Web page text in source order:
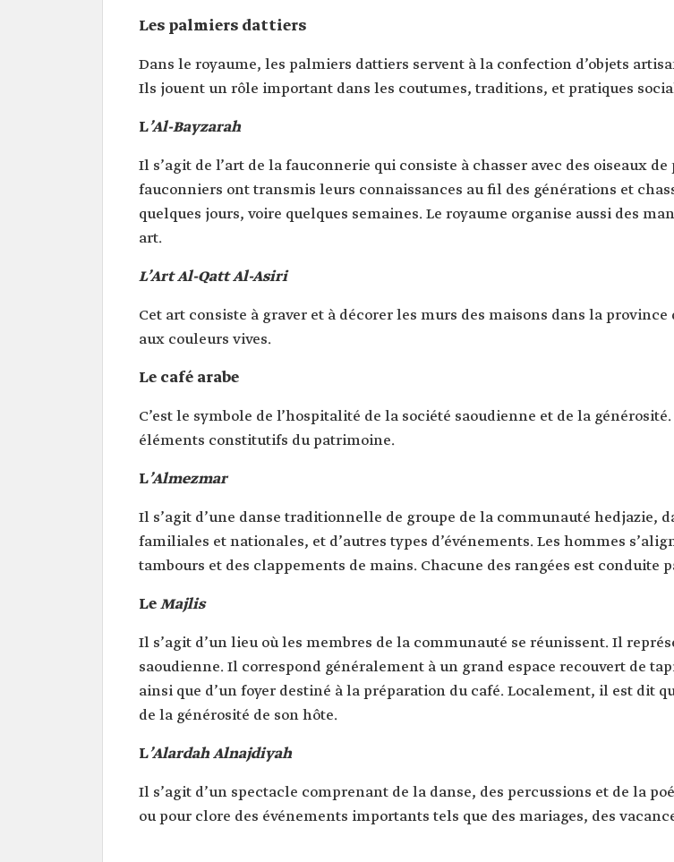
Les palmiers dattiers
Dans le royaume, les palmiers dattiers servent à la confection d’objets
Ils jouent un rôle important dans les coutumes, traditions, et pratiques
L’Al-Bayzarah
Il s’agit de l’art de la fauconnerie qui consiste à chasser avec des oiseaux
fauconniers ont transmis leurs connaissances au fil des générations et
quelques jours, voire quelques semaines. Le royaume organise aussi des
art.
L’Art Al-Qatt Al-Asiri
Cet art consiste à graver et à décorer les murs des maisons dans la
aux couleurs vives.
Le café arabe
C’est le symbole de l’hospitalité de la société saoudienne et de la
éléments constitutifs du patrimoine.
L’Almezmar
Il s’agit d’une danse traditionnelle de groupe de la communauté hedjazie,
familiales et nationales, et d’autres types d’événements. Les hommes
tambours et des clappements de mains. Chacune des rangées est conduite
LeMajlis
Il s’agit d’un lieu où les membres de la communauté se réunissent. Il
saoudienne. Il correspond généralement à un grand espace recouvert de
ainsi que d’un foyer destiné à la préparation du café. Localement, il est dit
de la générosité de son hôte.
L’Alardah Alnajdiyah
Il s’agit d’un spectacle comprenant de la danse, des percussions et de la
ou pour clore des événements importants tels que des mariages, des